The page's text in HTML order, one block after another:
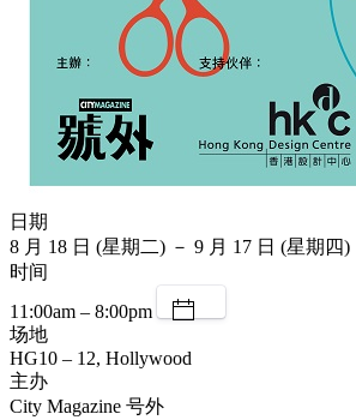
日期
8 月 18 日 (星期二) － 9 月 17 日 (星期四)
时间
11:00am – 8:00pm
场地
HG10 – 12, Hollywood
主办
City Magazine 号外